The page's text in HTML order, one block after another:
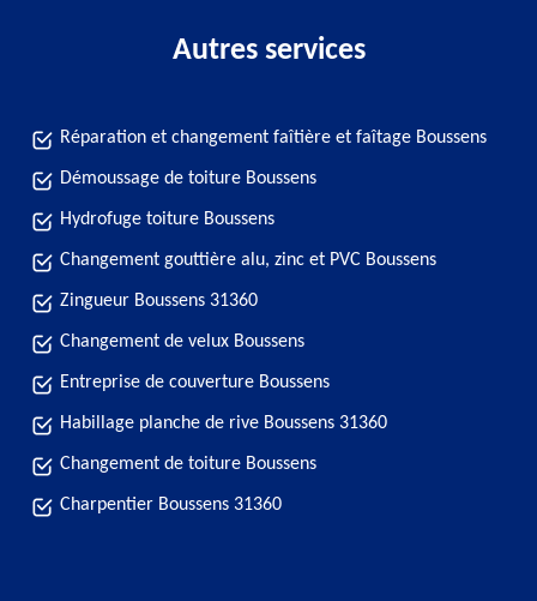
Autres services
Réparation et changement faîtière et faîtage Boussens
Démoussage de toiture Boussens
Hydrofuge toiture Boussens
Changement gouttière alu, zinc et PVC Boussens
Zingueur Boussens 31360
Changement de velux Boussens
Entreprise de couverture Boussens
Habillage planche de rive Boussens 31360
Changement de toiture Boussens
Charpentier Boussens 31360